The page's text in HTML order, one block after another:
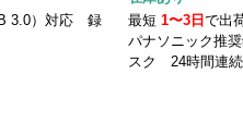
3.0）対応 録
最短1〜3日で出
パナソニック推
スク 24時間連